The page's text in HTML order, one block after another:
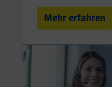
Mehr erfahren